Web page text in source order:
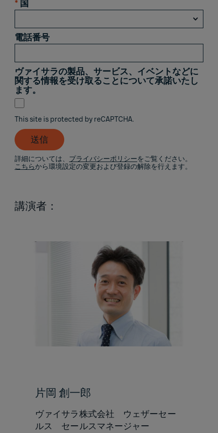
* 国
電話番号
ヴァイサラの製品、サービス、イベントなどに
関する情報を受け取ることについて承諾いたし
ます。
This site is protected by reCAPTCHA.
送信
詳細については、 プライバシーポリシーをご覧ください。
こちらから環境設定の変更および登録の解除を行えます。
講演者：
片岡 創一郎
ヴァイサラ株式会社 ウェザーセー
ルス セールスマネージャー